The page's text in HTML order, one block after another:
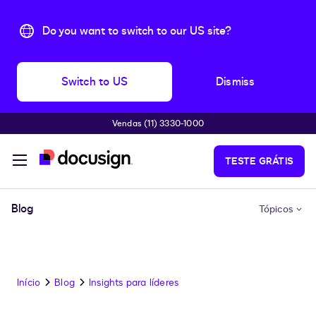
Do you want to switch to our US site?
Switch to US Dismiss
Pular para o conteúdo principal
Vendas (11) 3330-1000
TESTE GRÁTIS
Blog Tópicos
Início Blog Insights para líderes